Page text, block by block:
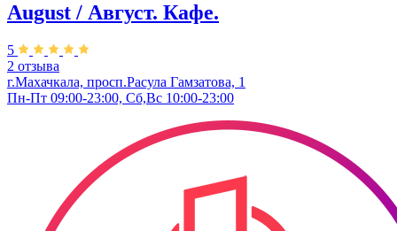
August / Август. Кафе.
5
2 отзыва
г.Махачкала, просп.Расула Гамзатова, 1
Пн-Пт 09:00-23:00, Сб,Вс 10:00-23:00